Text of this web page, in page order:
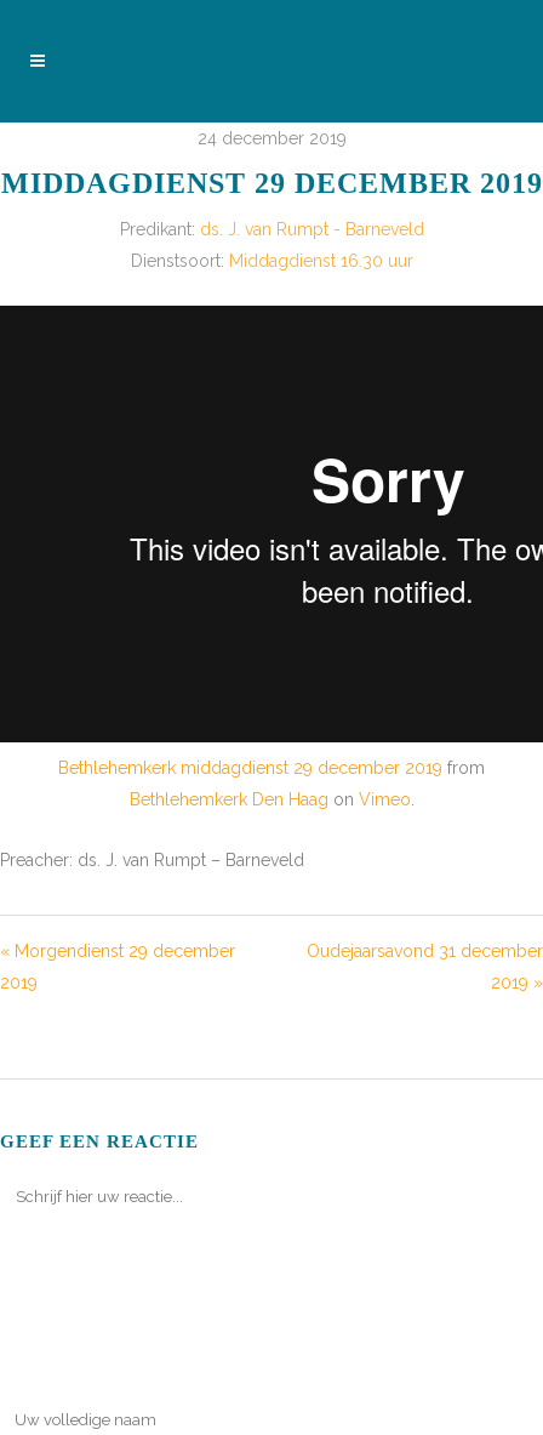
24 december 2019
MIDDAGDIENST 29 DECEMBER 2019
Predikant: ds. J. van Rumpt - Barneveld
Dienstsoort: Middagdienst 16.30 uur
Bethlehemkerk middagdienst 29 december 2019 from
Bethlehemkerk Den Haag on Vimeo
Preacher: ds. J. van Rumpt – Barneveld
« Morgendienst 29 december
2019
Oudejaarsavond 31 december
2019 »
GEEF EEN REACTIE